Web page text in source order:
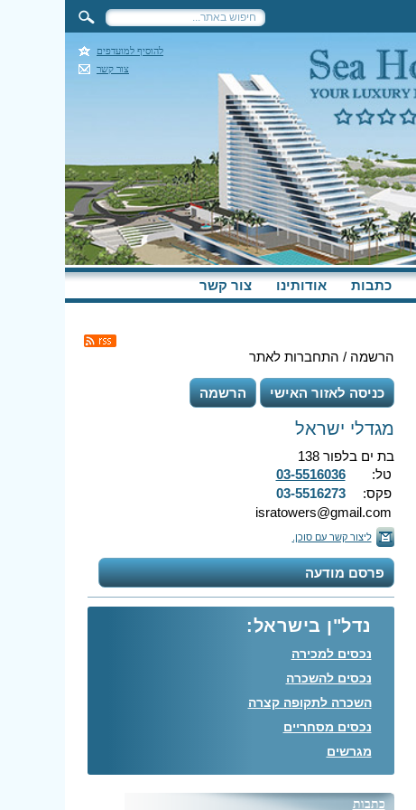
להוסיף למועדפים
צור קשר
כתבות אודותינו צור קשר
הרשמה / התחברות לאתר
כניסה לאזור האישי הרשמה
מגדלי ישראל
בת ים בלפור 138
טל:
03-5516036
פקס:
03-5516273
isratowers@gmail.com
ליצור קשר עם סוכן.
פרסם מודעה
נדל"ן בישראל:
נכסים למכירה
נכסים להשכרה
השכרה לתקופה קצרה
נכסים מסחריים
מגרשים
כתבות